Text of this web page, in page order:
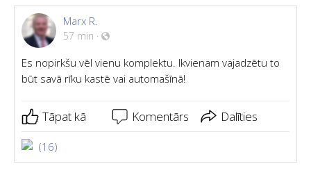
Marx R.
57 min ·
Es nopirkšu vēl vienu komplektu. Ikvienam vajadzētu to
būt savā rīku kastē vai automašīnā!
Tāpat kā Komentārs Dalīties
(16)